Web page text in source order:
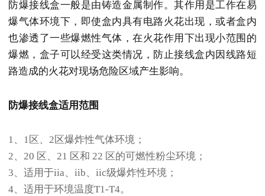
防爆接线盒一般是由铸造金属制作。其作用是工作在易
爆气体环境下，即使盒内具有电路火花出现，或者盒内
也渗透了一些爆燃性气体，在火花作用下出现小范围的
爆燃，盒子可以经受这类情况，防止接线盒内因线路短
路造成的火花对现场危险区域产生影响。
防爆接线盒适用范围
1、1区、2区爆炸性气体环境；
2、20 区、21 区和 22 区的可燃性粉尘环境；
3、适用于iia、iib、iic级爆炸性环境；
4、适用于环境温度T1-T4。